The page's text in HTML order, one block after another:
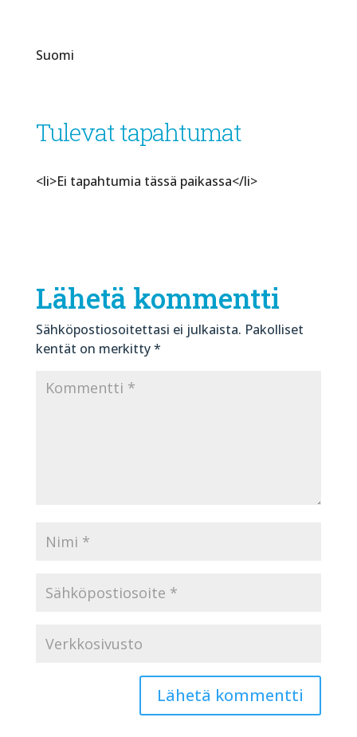
Suomi
Tulevat tapahtumat
<li>Ei tapahtumia tässä paikassa</li>
Lähetä kommentti
Sähköpostiosoitettasi ei julkaista. Pakolliset
kentät on merkitty*